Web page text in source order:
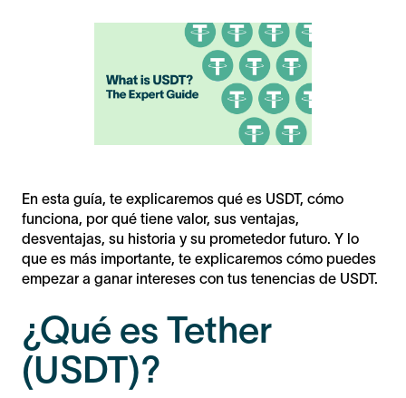
En esta guía, te explicaremos qué es USDT, cómo
funciona, por qué tiene valor, sus ventajas,
desventajas, su historia y su prometedor futuro. Y lo
que es más importante, te explicaremos cómo puedes
empezar a ganar intereses con tus tenencias de USDT.
¿Qué es Tether
(USDT)?